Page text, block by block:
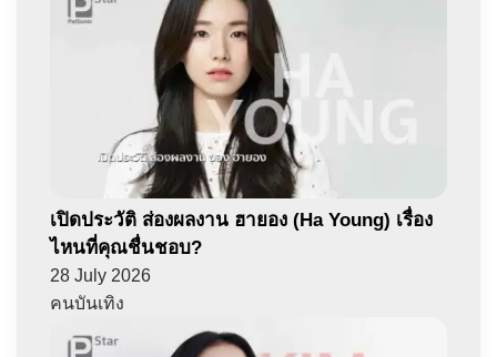
เปิดประวัติ ส่องผลงาน ฮายอง (Ha Young) เรื่อง
ไหนที่คุณชื่นชอบ?
28 July 2026
คนบันเทิง